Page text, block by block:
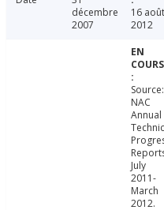
décembre
2007
16 août
2012
Source:
NAC
Annual
July
2011-
March
2012.